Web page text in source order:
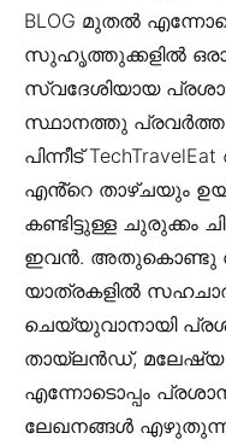
BLOG മുതൽ
സുഹൃത്തുക്കളിൽ
സ്വദേശിയായ
സ്ഥാനത്തു
പിന്നീട്
എൻ്റെ താഴ്ചയും
കണ്ടിട്ടുള്ള
ഇവൻ. അതുകൊണ്ടു
യാത്രകളിൽ
ചെയ്യുവാനായി
തായ്‌ലൻഡ്, മലേഷ്യ
എന്നോടൊപ്പം
ലേഖനങ്ങൾ